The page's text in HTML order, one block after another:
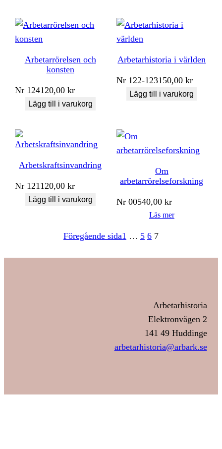
Arbetarrörelsen och
konsten
Nr 124120,00kr
Lägg till i varukorg
Arbetarhistoria i världen
Nr 122-123150,00kr
Lägg till i varukorg
Arbetskraftsinvandring
Nr 121120,00kr
Lägg till i varukorg
Om
arbetarrörelseforskning
Nr 00540,00kr
Läs mer
Föregående sida1 … 5 6 7
Arbetarhistoria
Elektronvägen 2
141 49 Huddinge
arbetarhistoria@arbark.se